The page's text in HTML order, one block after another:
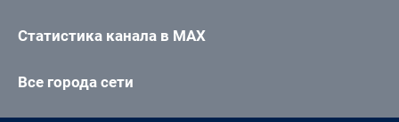
Статистика канала в MAX
Все города сети